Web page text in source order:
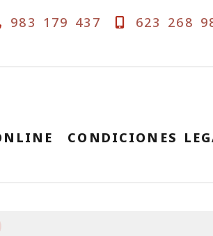
983 179 437 623 268
CONDICIONES